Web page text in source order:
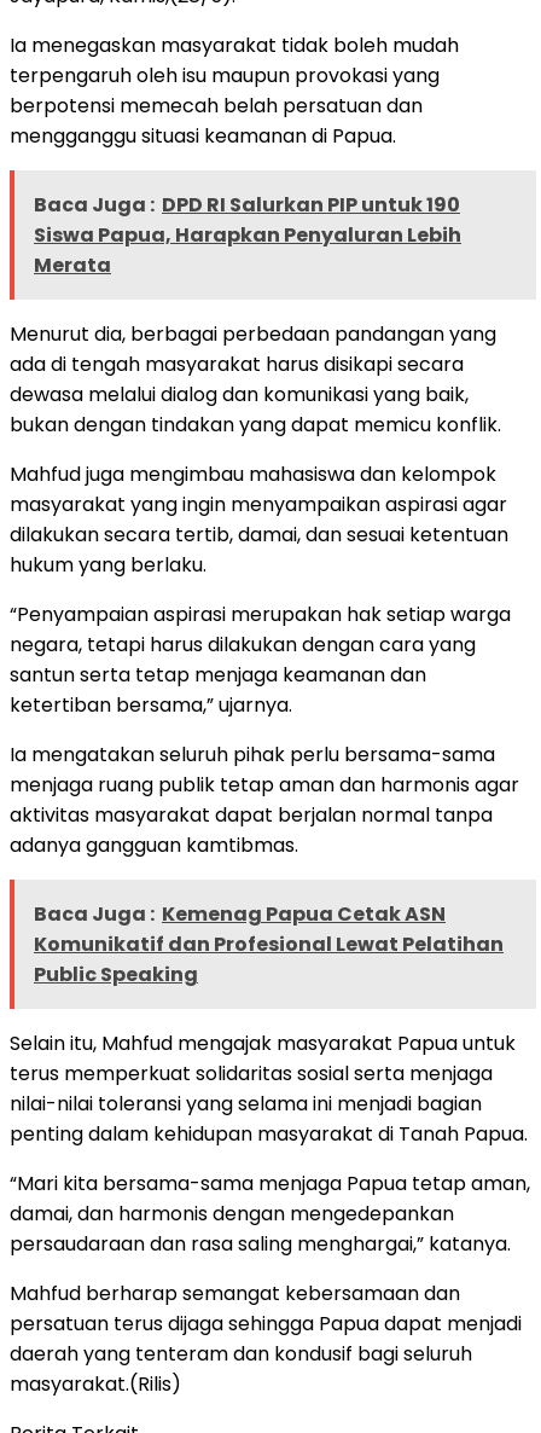
Ia menegaskan masyarakat tidak boleh mudah
terpengaruh oleh isu maupun provokasi yang
berpotensi memecah belah persatuan dan
mengganggu situasi keamanan di Papua.
Baca Juga : DPD RI Salurkan PIP untuk 190
Siswa Papua, Harapkan Penyaluran Lebih
Merata
Menurut dia, berbagai perbedaan pandangan yang
ada di tengah masyarakat harus disikapi secara
dewasa melalui dialog dan komunikasi yang baik,
bukan dengan tindakan yang dapat memicu konflik.
Mahfud juga mengimbau mahasiswa dan kelompok
masyarakat yang ingin menyampaikan aspirasi agar
dilakukan secara tertib, damai, dan sesuai ketentuan
hukum yang berlaku.
“Penyampaian aspirasi merupakan hak setiap warga
negara, tetapi harus dilakukan dengan cara yang
santun serta tetap menjaga keamanan dan
ketertiban bersama,” ujarnya.
Ia mengatakan seluruh pihak perlu bersama-sama
menjaga ruang publik tetap aman dan harmonis agar
aktivitas masyarakat dapat berjalan normal tanpa
adanya gangguan kamtibmas.
Baca Juga : Kemenag Papua Cetak ASN
Komunikatif dan Profesional Lewat Pelatihan
Public Speaking
Selain itu, Mahfud mengajak masyarakat Papua untuk
terus memperkuat solidaritas sosial serta menjaga
nilai-nilai toleransi yang selama ini menjadi bagian
penting dalam kehidupan masyarakat di Tanah Papua.
“Mari kita bersama-sama menjaga Papua tetap aman,
damai, dan harmonis dengan mengedepankan
persaudaraan dan rasa saling menghargai,” katanya.
Mahfud berharap semangat kebersamaan dan
persatuan terus dijaga sehingga Papua dapat menjadi
daerah yang tenteram dan kondusif bagi seluruh
masyarakat.(Rilis)